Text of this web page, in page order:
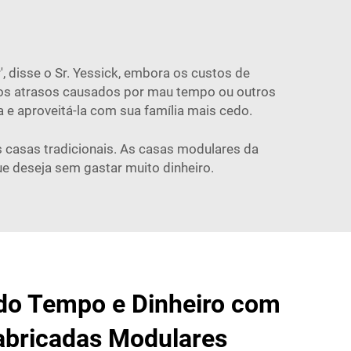
o Sr. Yessick, embora os custos de
atrasos causados por mau tempo ou outros
aproveitá-la com sua família mais cedo.
tradicionais. As casas modulares da
deseja sem gastar muito dinheiro.
Tempo e Dinheiro com
Modulares